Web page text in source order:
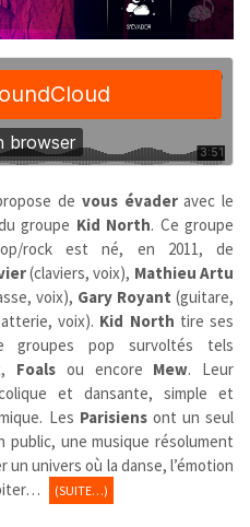
de vous évaderavec le
groupe Kid North. Ce groupe
rock est né, en 2011, de
(claviers, voix), Mathieu Artu
voix), Gary Royant (guitare,
voix). Kid North tire ses
groupes pop survoltés tels
, Foals ou encore Mew. Leur
et dansante, simple et
Les Parisiensont un seul
une musique résolument
univers où la danse, l’émotion
(SUITE…)